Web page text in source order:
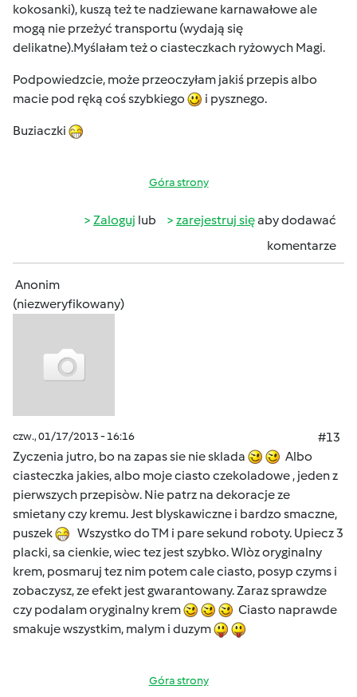
kokosanki), kuszą też te nadziewane karnawałowe ale
mogą nie przeżyć transportu (wydają się
delikatne).Myślałam też o ciasteczkach ryżowych Magi.
Podpowiedzcie, może przeoczyłam jakiś przepis albo
macie pod ręką coś szybkiego
i pysznego.
Buziaczki
Góra strony
Zaloguj lub zarejestruj sięaby dodawać
komentarze
Anonim
(niezweryfikowany)
czw., 01/17/2013 - 16:16
#13
Zyczenia jutro, bo na zapas sie nie sklada
Albo
ciasteczka jakies, albo moje ciasto czekoladowe , jeden z
pierwszych przepisòw. Nie patrz na dekoracje ze
smietany czy kremu. Jest blyskawiczne i bardzo smaczne,
puszek
Wszystko do TM i pare sekund roboty. Upiecz 3
placki, sa cienkie, wiec tez jest szybko. Wlòz oryginalny
krem, posmaruj tez nim potem cale ciasto, posyp czyms i
zobaczysz, ze efekt jest gwarantowany. Zaraz sprawdze
czy podalam oryginalny krem
Ciasto naprawde
smakuje wszystkim, malym i duzym
Góra strony